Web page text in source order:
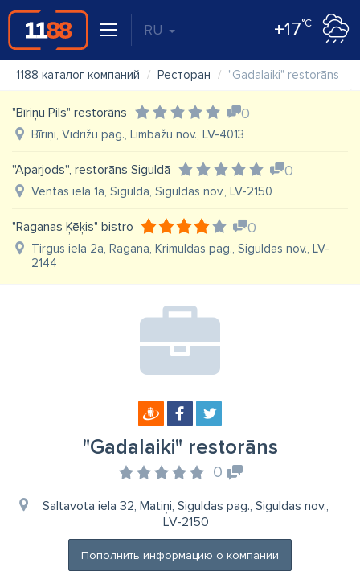
RU +17°C
1188 каталог компаний Ресторан "Gadalaiki" restorāns
"Bīriņu Pils" restorāns 0
Bīriņi, Vidrižu pag., Limbažu nov., LV-4013
''Aparjods'', restorāns Siguldā 0
Ventas iela 1a, Sigulda, Siguldas nov., LV-2150
"Raganas Ķēķis" bistro 0
Tirgus iela 2a, Ragana, Krimuldas pag., Siguldas nov., LV-
2144
"Gadalaiki" restorāns
0
Saltavota iela 32, Matiņi, Siguldas pag., Siguldas nov.,
LV-2150
Пополнить информацию о компании